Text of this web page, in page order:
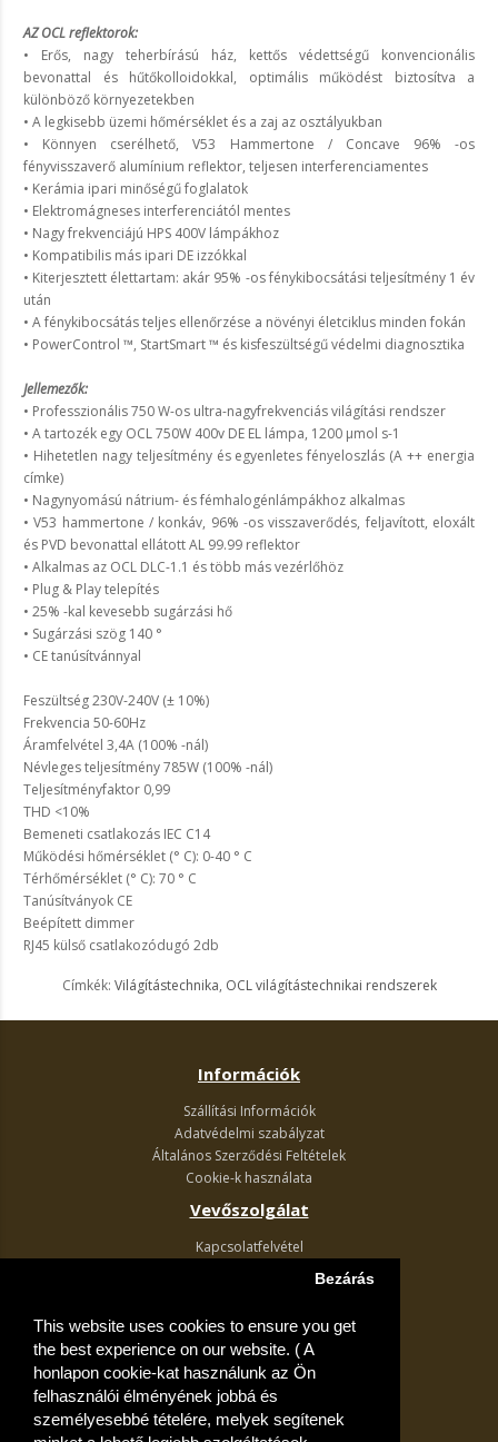
This website uses cookies to ensure you get
the best experience on our website. ( A
honlapon cookie-kat használunk az Ön
felhasználói élményének jobbá és
személyesebbé tételére, melyek segítenek
Bezárás
AZ OCL reflektorok:
• Erős, nagy teherbírású ház, kettős védettségű konvencionális
bevonattal és hűtőkolloidokkal, optimális működést biztosítva a
különböző környezetekben
• A legkisebb üzemi hőmérséklet és a zaj az osztályukban
• Könnyen cserélhető, V53 Hammertone / Concave 96% -os
fényvisszaverő alumínium reflektor, teljesen interferenciamentes
• Kerámia ipari minőségű foglalatok
• Elektromágneses interferenciától mentes
• Nagy frekvenciájú HPS 400V lámpákhoz
• Kompatibilis más ipari DE izzókkal
• Kiterjesztett élettartam: akár 95% -os fénykibocsátási teljesítmény 1 év
után
• A fénykibocsátás teljes ellenőrzése a növényi életciklus minden fokán
• PowerControl ™, StartSmart ™ és kisfeszültségű védelmi diagnosztika
Jellemezők:
• Professzionális 750 W-os ultra-nagyfrekvenciás világítási rendszer
• A tartozék egy OCL 750W 400v DE EL lámpa, 1200 µmol s-1
• Hihetetlen nagy teljesítmény és egyenletes fényeloszlás (A ++ energia
címke)
• Nagynyomású nátrium- és fémhalogénlámpákhoz alkalmas
• V53 hammertone / konkáv, 96% -os visszaverődés, feljavított, eloxált
és PVD bevonattal ellátott AL 99.99 reflektor
• Alkalmas az OCL DLC-1.1 és több más vezérlőhöz
• Plug & Play telepítés
• 25% -kal kevesebb sugárzási hő
• Sugárzási szög 140 °
• CE tanúsítvánnyal
Feszültség 230V-240V (± 10%)
Frekvencia 50-60Hz
Áramfelvétel 3,4A (100% -nál)
Névleges teljesítmény 785W (100% -nál)
Teljesítményfaktor 0,99
THD <10%
Bemeneti csatlakozás IEC C14
Működési hőmérséklet (° C): 0-40 ° C
Térhőmérséklet (° C): 70 ° C
Tanúsítványok CE
Beépített dimmer
RJ45 külső csatlakozódugó 2db
Címkék: Világítástechnika, OCL világítástechnikai rendszerek
Információk
Szállítási Információk
Adatvédelmi szabályzat
Általános Szerződési Feltételek
Cookie-k használata
Vevőszolgálat
Kapcsolatfelvétel
Akciós ajánlatok
Fiók
Kívánságlista